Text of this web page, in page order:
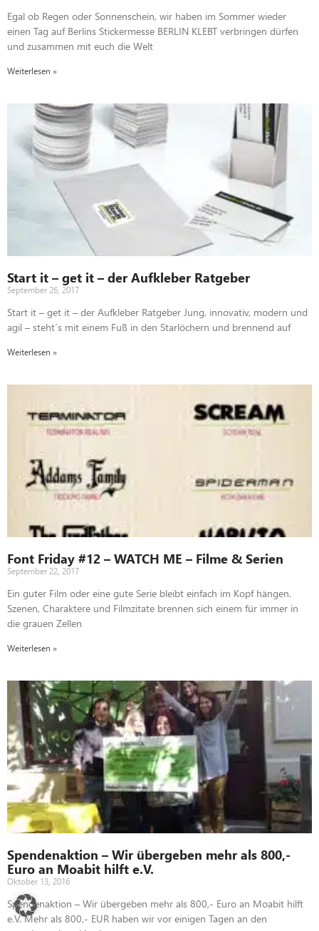
Egal ob Regen oder Sonnenschein, wir haben im Sommer wieder
einen Tag auf Berlins Stickermesse BERLIN KLEBT verbringen dürfen
und zusammen mit euch die Welt
Weiterlesen »
Start it – get it – der Aufkleber Ratgeber
September 26, 2017
Start it – get it – der Aufkleber Ratgeber Jung, innovativ, modern und
agil – steht´s mit einem Fuß in den Starlöchern und brennend auf
Weiterlesen »
Font Friday #12 – WATCH ME – Filme & Serien
September 22, 2017
Ein guter Film oder eine gute Serie bleibt einfach im Kopf hängen.
Szenen, Charaktere und Filmzitate brennen sich einem für immer in
die grauen Zellen
Weiterlesen »
Spendenaktion – Wir übergeben mehr als 800,-
Euro an Moabit hilft e.V.
Oktober 13, 2016
Spendenaktion – Wir übergeben mehr als 800,- Euro an Moabit hilft
e.V. Mehr als 800,- EUR haben wir vor einigen Tagen an den